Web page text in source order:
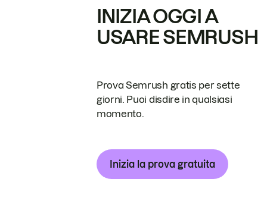
INIZIA OGGI A
USARE SEMRUSH
Prova Semrush gratis per sette
giorni. Puoi disdire in qualsiasi
momento.
Inizia la prova gratuita